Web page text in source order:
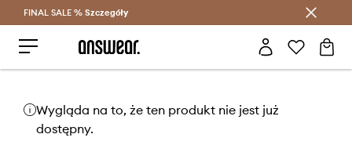
Oszczędzaj z Answear Club >
FINAL SALE % Szczegóły
Wygląda na to, że ten produkt nie jest już
dostępny.